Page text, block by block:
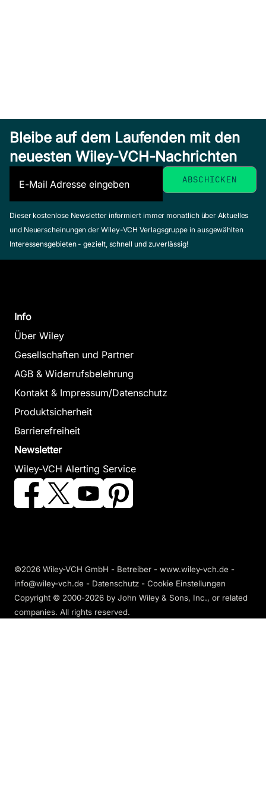
Bleibe auf dem Laufenden mit den
neuesten Wiley-VCH-Nachrichten
Dieser kostenlose Newsletter informiert immer monatlich über Aktuelles
und Neuerscheinungen der Wiley-VCH Verlagsgruppe in ausgewählten
Interessensgebieten - gezielt, schnell und zuverlässig!
Info
Über Wiley
Gesellschaften und Partner
AGB & Widerrufsbelehrung
Kontakt & Impressum/Datenschutz
Produktsicherheit
Barrierefreiheit
Newsletter
Wiley-VCH Alerting Service
©2026 Wiley-VCH GmbH - Betreiber - www.wiley-vch.de -
info@wiley-vch.de - Datenschutz - Cookie Einstellungen
Copyright © 2000-2026 by John Wiley & Sons, Inc., or related
companies. All rights reserved.